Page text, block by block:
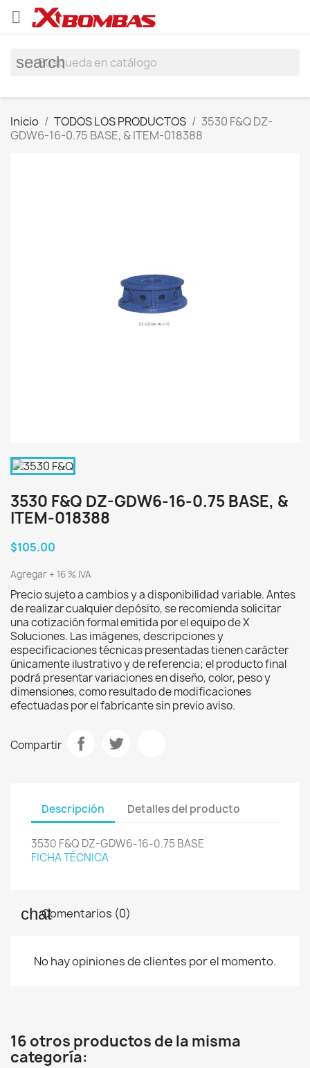

search
Inicio TODOS LOS PRODUCTOS
3530 F&Q DZ-
GDW6-16-0.75 BASE, & ITEM-018388
3530 F&Q DZ-GDW6-16-0.75 BASE, &
ITEM-018388
$105.00
Agregar + 16 % IVA
Precio sujeto a cambios y a disponibilidad variable. Antes
de realizar cualquier depósito, se recomienda solicitar
una cotización formal emitida por el equipo de X
Soluciones. Las imágenes, descripciones y
especificaciones técnicas presentadas tienen carácter
únicamente ilustrativo y de referencia; el producto final
podrá presentar variaciones en diseño, color, peso y
dimensiones, como resultado de modificaciones
efectuadas por el fabricante sin previo aviso.
Compartir
Descripción Detalles del producto
3530 F&Q DZ-GDW6-16-0.75 BASE
FICHA TÉCNICA
Comentarios (0)
No hay opiniones de clientes por el momento.
16 otros productos de la misma
categoría: